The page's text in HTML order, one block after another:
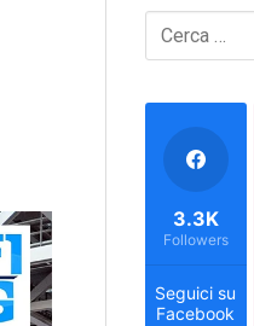
Cerca:
Seguici su
Facebook
3.3K
Followers